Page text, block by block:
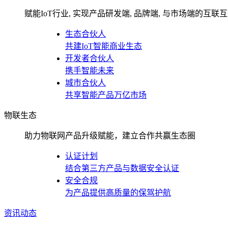
赋能IoT行业, 实现产品研发端, 品牌端, 与市场端的互联
生态合伙人
共建IoT智能商业生态
开发者合伙人
携手智能未来
城市合伙人
共享智能产品万亿市场
物联生态
助力物联网产品升级赋能，建立合作共赢生态圈
认证计划
结合第三方产品与数据安全认证
安全合规
为产品提供高质量的保驾护航
资讯动态